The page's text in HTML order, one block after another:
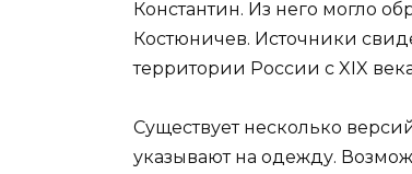
Константин. Из него могло
Костюничев. Источники
территории России с XIX
Существует несколько
указывают на одежду.